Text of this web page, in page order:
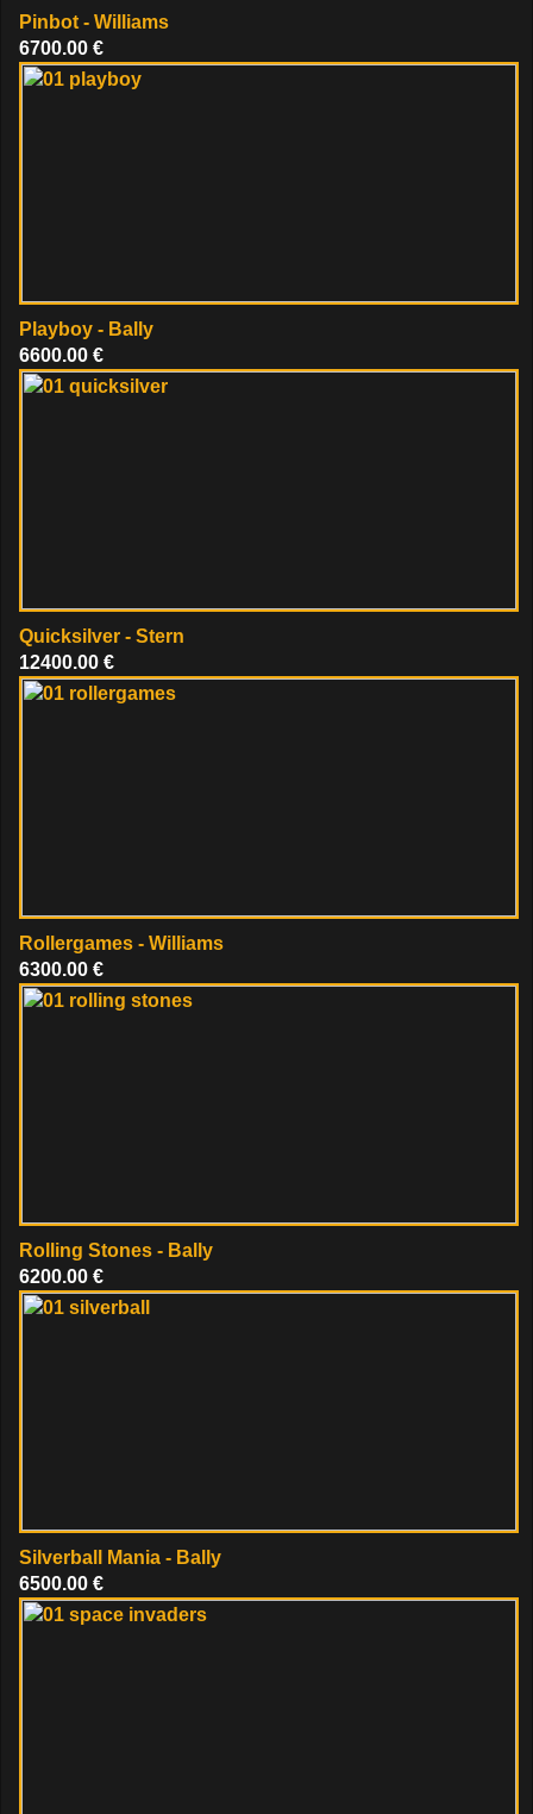
Pinbot - Williams
6700.00 €
Playboy - Bally
6600.00 €
Quicksilver - Stern
12400.00 €
Rollergames - Williams
6300.00 €
Rolling Stones - Bally
6200.00 €
Silverball Mania - Bally
6500.00 €